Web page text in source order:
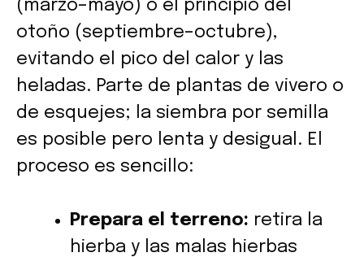
(marzo–mayo) o el principio del
otoño (septiembre–octubre),
evitando el pico del calor y las
heladas. Parte de plantas de vivero o
de esquejes; la siembra por semilla
es posible pero lenta y desigual. El
proceso es sencillo:
Prepara el terreno: retira la
hierba y las malas hierbas